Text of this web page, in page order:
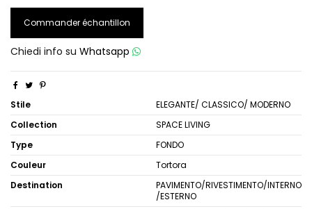
Commander échantillon
Chiedi info su Whatsapp
Stile
ELEGANTE/ CLASSICO/ MODERNO
Collection
SPACE LIVING
Type
FONDO
Couleur
Tortora
Destination
PAVIMENTO/RIVESTIMENTO/INTERNO
/ESTERNO